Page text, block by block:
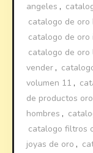
angeles ,
catalogo de oro
catalogo de oro
catalogo de oro
vender ,
volumen 11 ,
de productos oro
hombres ,
catalogo filtros
joyas de oro ,